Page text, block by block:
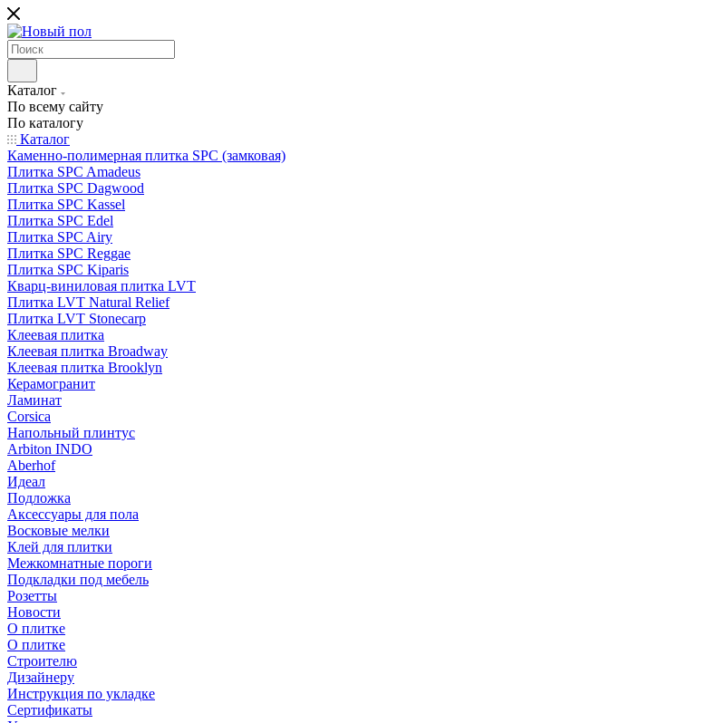
Каталог
По всему сайту
По каталогу
Каталог
Каменно-полимерная плитка SPC (замковая)
Плитка SPC Amadeus
Плитка SPC Dagwood
Плитка SPC Kassel
Плитка SPC Edel
Плитка SPC Airy
Плитка SPC Reggae
Плитка SPC Kiparis
Кварц-виниловая плитка LVT
Плитка LVT Natural Relief
Плитка LVT Stonecarp
Клеевая плитка
Клеевая плитка Broadway
Клеевая плитка Brooklyn
Керамогранит
Ламинат
Corsica
Напольный плинтус
Arbiton INDO
Aberhof
Идеал
Подложка
Аксессуары для пола
Восковые мелки
Клей для плитки
Межкомнатные пороги
Подкладки под мебель
Розетты
Новости
О плитке
О плитке
Строителю
Дизайнеру
Инструкция по укладке
Сертификаты